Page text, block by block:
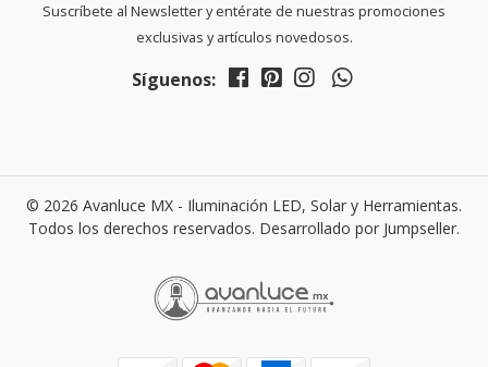
Suscríbete al Newsletter y entérate de nuestras promociones
exclusivas y artículos novedosos.
Síguenos:
© 2026 Avanluce MX - Iluminación LED, Solar y Herramientas.
Todos los derechos reservados. Desarrollado por Jumpseller.